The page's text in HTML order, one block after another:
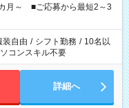
。 ※Wワーク希望
務時間と、もう1つのお仕事
える場合は応募できません。
月～ ■ご応募から最短2～3
装自由 / シフト勤務 / 10名以
コンスキル不要
詳細へ